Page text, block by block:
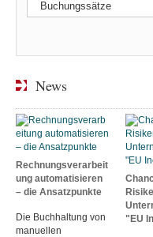
News
Rechnungsverarbeit
ung automatisieren
– die Ansatzpunkte
Die Buchhaltung von
manuellen
"EU